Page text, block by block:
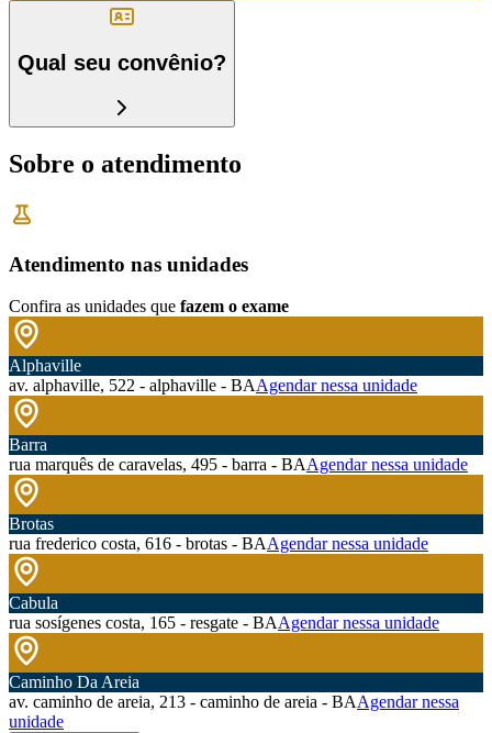
Qual seu convênio?
Sobre o atendimento
Atendimento nas unidades
Confira as unidades que fazem o exame
Alphaville
av. alphaville, 522 - alphaville - BAAgendar nessa unidade
Barra
rua marquês de caravelas, 495 - barra - BAAgendar nessa unidade
Brotas
rua frederico costa, 616 - brotas - BAAgendar nessa unidade
Cabula
rua sosígenes costa, 165 - resgate - BAAgendar nessa unidade
Caminho Da Areia
av. caminho de areia, 213 - caminho de areia - BAAgendar nessa
unidade